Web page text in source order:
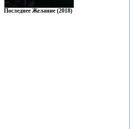
Последнее Желание (2018)